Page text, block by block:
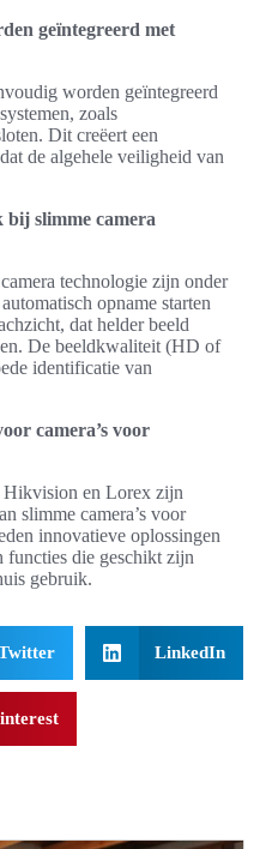
geïntegreerd met
worden geïntegreerd
zoals
Dit creëert een
de algehele veiligheid van
slimme camera
technologie zijn onder
opname starten
dat helder beeld
De beeldkwaliteit (HD of
identificatie van
camera’s voor
en Lorex zijn
slimme camera’s voor
innovatieve oplossingen
functies die geschikt zijn
gebruik.
LinkedIn